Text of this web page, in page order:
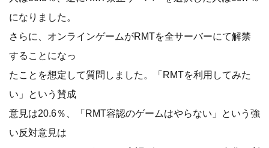
になりました。
さらに、オンラインゲームがRMTを全サーバーにて解禁
することになっ
たことを想定して質問しました。「RMTを利用してみた
い」という賛成
意見は20.6％、「RMT容認のゲームはやらない」という強
い反対意見は